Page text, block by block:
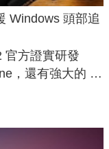
Windows 頭部追
官方證實研發
，還有強大的 AI